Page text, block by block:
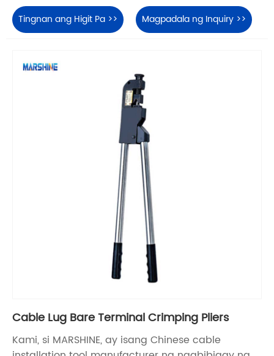
Tingnan ang Higit Pa >> Magpadala ng Inquiry >>
Cable Lug Bare Terminal Crimping Pliers
Kami, si MARSHINE, ay isang Chinese cable